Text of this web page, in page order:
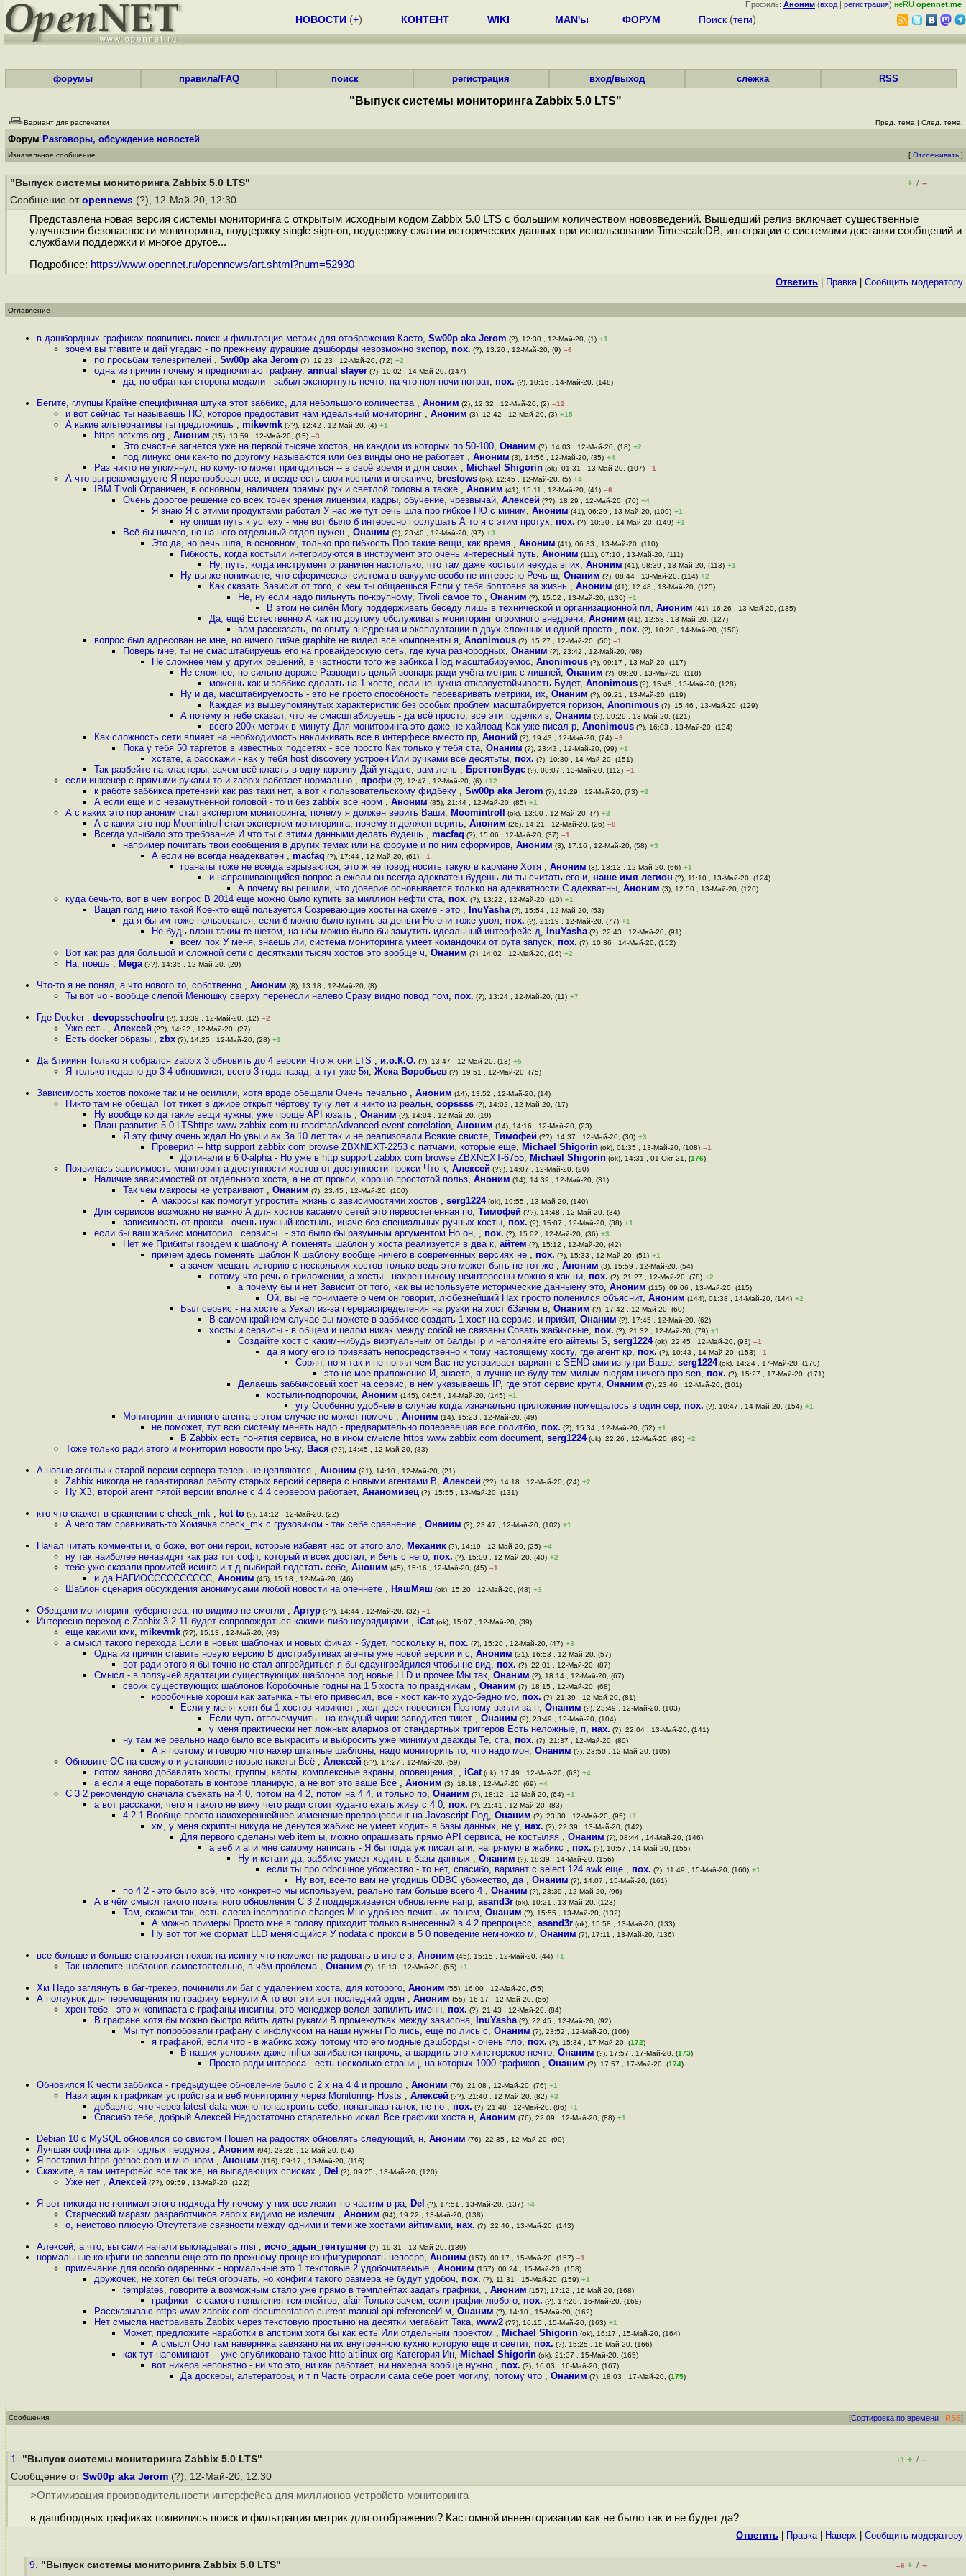
Профиль: Аноним (вход | регистрация) неRU opennet.me
НОВОСТИ (+) КОНТЕНТ WIKI MAN'ы ФОРУМ Поиск (теги)
форумы правила/FAQ поиск регистрация вход/выход слежка RSS
"Выпуск системы мониторинга Zabbix 5.0 LTS"
Вариант для распечатки Пред. тема | След. тема
Форум Разговоры, обсуждение новостей
Изначальное сообщение [ Отслеживать ]
"Выпуск системы мониторинга Zabbix 5.0 LTS" + / –
Сообщение от opennews (?), 12-Май-20, 12:30
Представлена новая версия системы мониторинга с открытым исходным кодом Zabbix 5.0 LTS с большим количеством нововведений. Вышедший релиз включает существенные
улучшения безопасности мониторинга, поддержку single sign-on, поддержку сжатия исторических данных при использовании TimescaleDB, интеграции с системами доставки сообщений и
службами поддержки и многое другое...
Подробнее: https://www.opennet.ru/opennews/art.shtml?num=52930
Ответить Правка| Cообщить модератору
Оглавление
в дашбордных графиках появились поиск и фильтрация метрик для отображения Касто, Sw00p aka Jerom (?), 12:30 , 12-Май-20, (1) +1
зочем вы тгавите и дай угадаю - по прежнему дурацкие дэшборды невозможно экспор, пох. (?), 13:20 , 12-Май-20, (9) –6
по просьбам телезрителей , Sw00p aka Jerom (?), 19:23 , 12-Май-20, (72) +2
одна из причин почему я предпочитаю графану, annual slayer (?), 10:02 , 14-Май-20, (147)
да, но обратная сторона медали - забыл экспортнуть нечто, на что пол-ночи потрат, пох. (?), 10:16 , 14-Май-20, (148)
Бегите, глупцы Крайне специфичная штука этот заббикс, для небольшого количества , Аноним (2), 12:32 , 12-Май-20, (2) –12
и вот сейчас ты называешь ПО, которое предоставит нам идеальный мониторинг , Аноним (3), 12:42 , 12-Май-20, (3) +15
А какие альтернативы ты предложишь , mikevmk (??), 12:42 , 12-Май-20, (4) +1
https netxms org , Аноним (15), 13:59 , 12-Май-20, (15) –3
Это счастье загнётся уже на первой тысяче хостов, на каждом из которых по 50-100, Онаним (?), 14:03 , 12-Май-20, (18) +2
под линукс они как-то по другому называются или без винды оно не работает , Аноним (3), 14:56 , 12-Май-20, (35) +4
Раз никто не упомянул, но кому-то может пригодиться -- в своё время и для своих , Michael Shigorin (ok), 01:31 , 13-Май-20, (107) –1
А что вы рекомендуете Я перепробовал все, и везде есть свои костыли и ограниче, brestows (ok), 12:45 , 12-Май-20, (5) +4
IBM Tivoli Ограничен, в основном, наличием прямых рук и светлой головы а также , Аноним (41), 15:11 , 12-Май-20, (41) –6
Очень дорогое решение со всех точек зрения лицензии, кадры, обучение, чрезвычай, Алексей (??), 18:29 , 12-Май-20, (70) +4
Я знаю Я с этими продуктами работал У нас же тут речь шла про гибкое ПО с миним, Аноним (41), 06:29 , 13-Май-20, (109) +1
ну опиши путь к успеху - мне вот было б интересно послушать А то я с этим протух, пох. (?), 10:20 , 14-Май-20, (149) +1
Всё бы ничего, но на него отдельный отдел нужен , Онаним (?), 23:40 , 12-Май-20, (97) +3
Это да, но речь шла, в основном, только про гибкость Про такие вещи, как время , Аноним (41), 06:33 , 13-Май-20, (110)
Гибкость, когда костыли интегрируются в инструмент это очень интересный путь, Аноним (111), 07:10 , 13-Май-20, (111)
Ну, путь, когда инструмент ограничен настолько, что там даже костыли некуда впих, Аноним (41), 08:39 , 13-Май-20, (113) +1
Ну вы же понимаете, что сферическая система в вакууме особо не интересно Речь ш, Онаним (?), 08:44 , 13-Май-20, (114) +2
Как сказать Зависит от того, с кем ты общаешься Если у тебя болтовня за жизнь , Аноним (41), 12:48 , 13-Май-20, (125)
Не, ну если надо пильнуть по-крупному, Tivoli самое то , Онаним (?), 15:52 , 13-Май-20, (130) +1
В этом не силён Могу поддерживать беседу лишь в технической и организационной пл, Аноним (41), 16:26 , 13-Май-20, (135)
Да, ещё Естественно А как по другому обслуживать мониторинг огромного внедрени, Аноним (41), 12:58 , 13-Май-20, (127)
вам рассказать, по опыту внедрения и эксплуатации в двух сложных и одной просто , пох. (?), 10:28 , 14-Май-20, (150)
вопрос был адресован не мне, но ничего гибче graphite не видел все компоненты я, Anonimous (?), 15:27 , 12-Май-20, (50) –1
Поверь мне, ты не смасштабируешь его на провайдерскую сеть, где куча разнородных, Онаним (?), 23:42 , 12-Май-20, (98)
Не сложнее чем у других решений, в частности того же забикса Под масштабируемос, Anonimous (?), 09:17 , 13-Май-20, (117)
Не сложнее, но сильно дороже Разводить целый зоопарк ради учёта метрик с лишней, Онаним (?), 09:20 , 13-Май-20, (118)
можешь как и заббикс сделать на 1 хосте, если не нужна отказоустойчивость Будет, Anonimous (?), 15:45 , 13-Май-20, (128)
Ну и да, масштабируемость - это не просто способность переваривать метрики, их, Онаним (?), 09:21 , 13-Май-20, (119)
Каждая из вышеупомянутых характеристик без особых проблем масштабируется горизон, Anonimous (?), 15:46 , 13-Май-20, (129)
А почему я тебе сказал, что не смасштабируешь - да всё просто, все эти поделки з, Онаним (?), 09:29 , 13-Май-20, (121)
всего 200к метрик в минуту Для мониторинга это даже не хайлоад Как уже писал р, Anonimous (?), 16:03 , 13-Май-20, (134)
Как сложность сети влияет на необходимость накликивать все в интерфесе вместо пр, Аноний (?), 19:43 , 12-Май-20, (74) –3
Пока у тебя 50 таргетов в известных подсетях - всё просто Как только у тебя ста, Онаним (?), 23:43 , 12-Май-20, (99) +1
хстате, а расскажи - как у тебя host discovery устроен Или ручками все десятьты, пох. (?), 10:30 , 14-Май-20, (151)
Так разбейте на кластеры, зачем всё класть в одну корзину Дай угадаю, вам лень , БреттонВудс (?), 08:07 , 13-Май-20, (112) –1
если инженер с прямыми руками то и zabbix работает нормально , профи (?), 12:47 , 12-Май-20, (6) +12
к работе заббикса претензий как раз таки нет, а вот к пользовательскому фидбеку , Sw00p aka Jerom (?), 19:29 , 12-Май-20, (73) +2
А если ещё и с незамутнённой головой - то и без zabbix всё норм , Аноним (85), 21:44 , 12-Май-20, (85) +1
А с каких это пор аноним стал экспертом мониторинга, почему я должен верить Ваши, Moomintroll (ok), 13:00 , 12-Май-20, (7) +3
А с каких это пор Moomintroll стал экспертом мониторинга, почему я должен верить, Аноним (26), 14:21 , 12-Май-20, (26) –8
Всегда улыбало это требование И что ты с этими данными делать будешь , macfaq (?), 15:06 , 12-Май-20, (37) –1
например почитать твои сообщения в других темах или на форуме и по ним сформиров, Аноним (3), 17:16 , 12-Май-20, (58) +3
А если не всегда неадекватен , macfaq (?), 17:44 , 12-Май-20, (61) –1
гранаты тоже не всегда взрываются, это ж не повод носить такую в кармане Хотя , Аноним (3), 18:13 , 12-Май-20, (66) +1
и напрашивающийся вопрос а ежели он всегда адекватен будешь ли ты считать его и, наше имя легион (?), 11:10 , 13-Май-20, (124)
А почему вы решили, что доверие основывается только на адекватности С адекватны, Аноним (3), 12:50 , 13-Май-20, (126)
куда бечь-то, вот в чем вопрос В 2014 еще можно было купить за миллион нефти ста, пох. (?), 13:22 , 12-Май-20, (10) +1
Вацап голд ничо такой Кое-кто ещё пользуется Созревающие хосты на схеме - это , InuYasha (?), 15:54 , 12-Май-20, (53)
да я бы им тоже пользовался, если б можно было купить за деньги Но они тоже увол, пох. (?), 21:19 , 12-Май-20, (77) +1
Не будь влэш таким re шетом, на нём можно было бы замутить идеальный интерфейс д, InuYasha (?), 22:43 , 12-Май-20, (91)
всем пох У меня, знаешь ли, система мониторинга умеет командочки от рута запуск, пох. (?), 10:36 , 14-Май-20, (152)
Вот как раз для большой и сложной сети с десятками тысяч хостов это вообще ч, Онаним (?), 14:02 , 12-Май-20, (16) +2
На, поешь , Mega (??), 14:35 , 12-Май-20, (29)
Что-то я не понял, а что нового то, собственно , Аноним (8), 13:18 , 12-Май-20, (8)
Ты вот чо - вообще слепой Менюшку сверху перенесли налево Сразу видно повод пом, пох. (?), 13:24 , 12-Май-20, (11) +7
Где Docker , devopsschoolru (?), 13:39 , 12-Май-20, (12) –2
Уже есть , Алексей (??), 14:22 , 12-Май-20, (27)
Есть docker образы , zbx (?), 14:25 , 12-Май-20, (28) +1
Да блииинн Только я собрался zabbix 3 обновить до 4 версии Что ж они LTS , и.о.К.О. (?), 13:47 , 12-Май-20, (13) +5
Я только недавно до 3 4 обновился, всего 3 года назад, а тут уже 5я, Жека Воробьев (?), 19:51 , 12-Май-20, (75)
Зависимость хостов похоже так и не осилили, хотя вроде обещали Очень печально , Аноним (14), 13:52 , 12-Май-20, (14)
Никто там не обещал Тот тикет в джире открыт чёртову тучу лет и никто из реальн, oopssss (?), 14:02 , 12-Май-20, (17)
Ну вообще когда такие вещи нужны, уже проще API юзать , Онаним (?), 14:04 , 12-Май-20, (19)
План развития 5 0 LTShttps www zabbix com ru roadmapAdvanced event correlation, Аноним (14), 14:16 , 12-Май-20, (23)
Я эту фичу очень ждал Но увы и ах За 10 лет так и не реализовали Всякие свисте, Тимофей (??), 14:37 , 12-Май-20, (30) +3
Проверил -- http support zabbix com browse ZBXNEXT-2253 с патчами, которые ещё, Michael Shigorin (ok), 01:35 , 13-Май-20, (108) –1
Допинали в 6 0-alpha - Но уже в http support zabbix com browse ZBXNEXT-6755, Michael Shigorin (ok), 14:31 , 01-Окт-21, (176)
Появилась зависимость мониторинга доступности хостов от доступности прокси Что к, Алексей (??), 14:07 , 12-Май-20, (20)
Наличие зависимостей от отдельного хоста, а не от прокси, хорошо простотой польз, Аноним (14), 14:39 , 12-Май-20, (31)
Так чем макросы не устраивают , Онаним (?), 23:45 , 12-Май-20, (100)
А макросы как помогут упростить жизнь с зависимостями хостов , serg1224(ok), 19:55 , 13-Май-20, (140)
Для сервисов возможно не важно А для хостов касаемо сетей это первостепенная по, Тимофей (??), 14:48 , 12-Май-20, (34)
зависимость от прокси - очень нужный костыль, иначе без специальных ручных косты, пох. (?), 15:07 , 12-Май-20, (38) +1
если бы ваш жабикс мониторил _сервисы_ - это было бы разумным аргументом Но он, , пох. (?), 15:02 , 12-Май-20, (36) +3
Нет же Прибиты гвоздем к шаблону А поменять шаблон у хоста реализуется в два к, айтем (?), 15:12 , 12-Май-20, (42)
причем здесь поменять шаблон К шаблону вообще ничего в современных версиях не , пох. (?), 15:33 , 12-Май-20, (51) +1
а зачем мешать историю с нескольких хостов только ведь это может быть не тот же , Аноним (3), 15:59 , 12-Май-20, (54)
потому что речь о приложении, а хосты - нахрен никому неинтересны можно я как-ни, пох. (?), 21:27 , 12-Май-20, (78) +2
а почему бы и нет Зависит от того, как вы используете исторические данныену это, Аноним (115), 09:06 , 13-Май-20, (115)
Ой, вы не понимаете о чем он говорит, любезнейший Нах просто поленился объяснит, Аноним (144), 01:38 , 14-Май-20, (144) +2
Был сервис - на хосте а Уехал из-за перераспределения нагрузки на хост бЗачем в, Онаним (?), 17:42 , 12-Май-20, (60)
В самом крайнем случае вы можете в заббиксе создать 1 хост на сервис, и прибит, Онаним (?), 17:45 , 12-Май-20, (62)
хосты и сервисы - в общем и целом никак между собой не связаны Совать жабиксные, пох. (?), 21:32 , 12-Май-20, (79) +1
Создайте хост с каким-нибудь виртуальным от балды ip и наполняйте его айтемы S, serg1224(ok), 22:45 , 12-Май-20, (93) –1
да я могу его ip привязать непосредственно к тому настоящему хосту, где агент кр, пох. (?), 10:43 , 14-Май-20, (153) –1
Сорян, но я так и не понял чем Вас не устраивает вариант с SEND ами изнутри Ваше, serg1224(ok), 14:24 , 17-Май-20, (170)
это не мое приложение И, знаете, я лучше не буду тем милым людям ничего про sen, пох. (?), 15:27 , 17-Май-20, (171)
Делаешь заббиксовый хост на сервис, в нём указываешь IP, где этот сервис крути, Онаним (?), 23:46 , 12-Май-20, (101)
костыли-подпорочки, Аноним (145), 04:54 , 14-Май-20, (145) +1
угу Особенно удобные в случае когда изначально приложение помещалось в один сер, пох. (?), 10:47 , 14-Май-20, (154) +1
Мониторинг активного агента в этом случае не может помочь , Аноним (14), 15:23 , 12-Май-20, (49)
не поможет, тут всю систему менять надо - предварительно поперевешав все политбю, пох. (?), 15:34 , 12-Май-20, (52) +1
В Zabbix есть понятия сервиса, но в ином смысле https www zabbix com document, serg1224(ok), 22:26 , 12-Май-20, (89) +2
Тоже только ради этого и мониторил новости про 5-ку, Вася (??), 14:45 , 12-Май-20, (33)
А новые агенты к старой версии сервера теперь не цепляются , Аноним (21), 14:10 , 12-Май-20, (21)
Zabbix никогда не гарантировал работу старых версий сервера с новыми агентами В, Алексей (??), 14:18 , 12-Май-20, (24) +2
Ну ХЗ, второй агент пятой версии вполне с 4 4 сервером работает, Ананомизец (?), 15:55 , 13-Май-20, (131)
кто что скажет в сравнении с check_mk , kot to (?), 14:12 , 12-Май-20, (22)
А чего там сравнивать-то Хомячка check_mk с грузовиком - так себе сравнение , Онаним (?), 23:47 , 12-Май-20, (102) +1
Начал читать комменты и, о боже, вот они герои, которые избавят нас от этого зло, Механик (?), 14:19 , 12-Май-20, (25) +4
ну так наиболее ненавидят как раз тот софт, который и всех достал, и бечь с него, пох. (?), 15:09 , 12-Май-20, (40) +2
тебе уже сказали промитей исинга и т д выбирай подстать себе, Аноним (45), 15:16 , 12-Май-20, (45) –1
и да НАГИОСССССССССС, Аноним (45), 15:18 , 12-Май-20, (46)
Шаблон сценария обсуждения анонимусами любой новости на опеннете , НяшМяш (ok), 15:20 , 12-Май-20, (48) +3
Oбещали мониторинг кубернетеса, но видимо не смогли , Артур (??), 14:44 , 12-Май-20, (32) –1
Интересно переход с Zabbix 3 2 11 будет сопровождаться какими-либо неурядицами , iCat (ok), 15:07 , 12-Май-20, (39)
еще какими кмк, mikevmk (??), 15:13 , 12-Май-20, (43)
а смысл такого перехода Если в новых шаблонах и новых фичах - будет, поскольку н, пох. (?), 15:20 , 12-Май-20, (47) +3
Одна из причин ставить новую версию В дистрибутивах агенты уже новой версии и с, Аноним (21), 16:53 , 12-Май-20, (57)
вот ради этого я бы точно не стал апгрейдиться я бы сдаунгрейдился чтобы не вид, пох. (?), 22:01 , 12-Май-20, (87)
Смысл - в ползучей адаптации существующих шаблонов под новые LLD и прочее Мы так, Онаним (?), 18:14 , 12-Май-20, (67)
своих существующих шаблонов Коробочные годны на 1 5 хоста по праздникам , Онаним (?), 18:15 , 12-Май-20, (68)
коробочные хороши как затычка - ты его привесил, все - хост как-то худо-бедно мо, пох. (?), 21:39 , 12-Май-20, (81)
Если у меня хотя бы 1 хостов чирикнет , хелпдеск повесится Поэтому взяли за п, Онаним (?), 23:49 , 12-Май-20, (103)
Если чуть отпочемучить - на каждый чирик заводится тикет , Онаним (?), 23:49 , 12-Май-20, (104)
у меня практически нет ложных алармов от стандартных триггеров Есть неложные, п, нах. (?), 22:04 , 13-Май-20, (141)
ну там же реально надо было все выкрасить и выбросить уже минимум дважды Те, ста, пох. (?), 21:37 , 12-Май-20, (80)
А я поэтому и говорю что нахер штатные шаблоны, надо мониторить то, что надо мон, Онаним (?), 23:50 , 12-Май-20, (105)
Обновите ОС на свежую и установите новые пакеты Всё , Алексей (??), 17:27 , 12-Май-20, (59)
потом заново добавлять хосты, группы, карты, комплексные экраны, оповещения, , iCat (ok), 17:49 , 12-Май-20, (63) +4
а если я еще поработать в конторе планирую, а не вот это ваше Всё , Аноним (3), 18:18 , 12-Май-20, (69) +4
С 3 2 рекомендую сначала съехать на 4 0, потом на 4 2, потом на 4 4, и только по, Онаним (?), 18:12 , 12-Май-20, (64) +1
а вот расскажи, чего я такого не вижу чего ради стоит куда-то ехать живу с 4 0, пох. (?), 21:41 , 12-Май-20, (83)
4 2 1 Вообще просто наиохереннейшее изменение препроцессинг на Javascript Под, Онаним (?), 23:30 , 12-Май-20, (95) +1
хм, у меня скрипты никуда не денутся жабикс не умеет ходить в базы данных, не у, нах. (?), 22:39 , 13-Май-20, (142)
Для первого сделаны web item ы, можно опрашивать прямо API сервиса, не костыляя , Онаним (?), 08:44 , 14-Май-20, (146)
а веб и апи мне самому написать - Я бы тогда уж писал апи, напрямую в жабикс , пох. (?), 10:57 , 14-Май-20, (155)
Ну и кстати да, заббикс умеет ходить в базы данных , Онаним (?), 18:39 , 14-Май-20, (156)
если ты про odbcшное убожество - то нет, спасибо, вариант с select 124 awk еще , пох. (?), 11:49 , 15-Май-20, (160) +1
Ну вот, всё-то вам не угодишь ODBC убожество, да , Онаним (?), 14:07 , 15-Май-20, (161)
по 4 2 - это было всё, что конкретно мы используем, реально там больше всего 4 , Онаним (?), 23:39 , 12-Май-20, (96)
А в чём смысл такого поэтапного обновления С 3 2 поддерживается обновление напр, asand3r (ok), 10:21 , 13-Май-20, (123)
Там, скажем так, есть слегка incompatible changes Мне удобнее лечить их понем, Онаним (?), 15:55 , 13-Май-20, (132)
А можно примеры Просто мне в голову приходит только вынесенный в 4 2 препроцесс, asand3r (ok), 15:58 , 13-Май-20, (133)
Ну вот тот же формат LLD меняющийся У nodata с прокси в 5 0 поведение немножко м, Онаним (?), 17:11 , 13-Май-20, (136)
все больше и больше становится похож на исингу что неможет не радовать в итоге з, Аноним (45), 15:15 , 12-Май-20, (44) +1
Так налепите шаблонов самостоятельно, в чём проблема , Онаним (?), 18:13 , 12-Май-20, (65) +1
Хм Надо заглянуть в баг-трекер, починили ли баг с удалением хоста, для которого, Аноним (55), 16:00 , 12-Май-20, (55)
А ползунок для перемещения по графику вернули А то вот эти вот последний один , Аноним (55), 16:17 , 12-Май-20, (56)
хрен тебе - это ж копипаста с графаны-инсигны, это менеджер велел запилить именн, пох. (?), 21:43 , 12-Май-20, (84)
В графане хотя бы можно быстро вбить даты руками В промежутках между зависона, InuYasha (?), 22:45 , 12-Май-20, (92)
Мы тут попробовали графану с инфлуксом на наши нужны По лись, ещё по лись с, Онаним (?), 23:52 , 12-Май-20, (106)
я графаной, если что - в жабикс хожу потому что его модные дэшборды - очень пло, пох. (?), 15:34 , 17-Май-20, (172)
В наших условиях даже influx загибается напрочь, а шардить это хипстерское нечто, Онаним (?), 17:57 , 17-Май-20, (173)
Просто ради интереса - есть несколько страниц, на которых 1000 графиков , Онаним (?), 17:57 , 17-Май-20, (174)
Обновился К чести заббикса - предыдущее обновление было с 2 х на 4 4 и прошло , Аноним (76), 21:08 , 12-Май-20, (76) +1
Навигация к графикам устройства и веб мониторингу через Monitoring- Hosts , Алексей (??), 21:40 , 12-Май-20, (82) +3
добавлю, что через latest data можно понастроить себе, понатыкав галок, не по , пох. (?), 21:48 , 12-Май-20, (86) +1
Спасибо тебе, добрый Алексей Недостаточно старательно искал Все графики хоста н, Аноним (76), 22:09 , 12-Май-20, (88) +1
Debian 10 с MySQL обновился со свистом Пошел на радостях обновлять следующий, н, Аноним (76), 22:35 , 12-Май-20, (90)
Лучшая софтина для подлых пердунов , Аноним (94), 23:26 , 12-Май-20, (94)
Я поставил https getnoc com и мне норм , Аноним (116), 09:17 , 13-Май-20, (116)
Скажите, а там интерфейс все так же, на выпадающих списках , Del (?), 09:25 , 13-Май-20, (120)
Уже нет , Алексей (??), 09:59 , 13-Май-20, (122)
Я вот никогда не понимал этого подхода Ну почему у них все лежит по частям в ра, Del (?), 17:51 , 13-Май-20, (137) +4
Старческий маразм разработчиков zabbix видимо не излечим , Аноним (94), 19:22 , 13-Май-20, (138)
о, неистово плюсую Отсутствие связности между одними и теми же хостами айтимами, нах. (?), 22:46 , 13-Май-20, (143)
Алексей, а что, вы сами начали выкладывать msi , исчо_адын_гентушнег (?), 19:31 , 13-Май-20, (139)
нормальные конфиги не завезли еще это по прежнему проще конфигурировать непосре, Аноним (157), 00:17 , 15-Май-20, (157) –1
примечание для особо одаренных - нормальные это 1 текстовые 2 удобочитаемые , Аноним (157), 00:24 , 15-Май-20, (158)
дружочек, не хотел бы тебя огорчать, но конфиги такого размера не будут удобоч, пох. (?), 11:31 , 15-Май-20, (159) +1
templates, говорите а возможным стало уже прямо в темплейтах задать графики, , Аноним (157), 17:12 , 16-Май-20, (168)
графики - с самого появления темплейтов, afair Только зачем, если график любого, пох. (?), 17:28 , 16-Май-20, (169)
Рассказываю https www zabbix com documentation current manual api referenceИ м, Онаним (?), 14:10 , 15-Май-20, (162)
Нет смысла настраивать Zabbix через текстовую простыню на десятки мегабайт Така, www2 (??), 16:15 , 15-Май-20, (163) +1
Может, предложите наработки в апстрим хотя бы как есть Или отдельным проектом , Michael Shigorin (ok), 16:17 , 15-Май-20, (164)
А смысл Оно там наверняка завязано на их внутреннюю кухню которую еще и светит, пох. (?), 15:25 , 16-Май-20, (166)
как тут напоминают -- уже опубликовано такое http altlinux org Категория Ин, Michael Shigorin (ok), 21:37 , 15-Май-20, (165)
вот нихера непонятно - ни что это, ни как работает, ни нахерна вообще нужно , пох. (?), 16:03 , 16-Май-20, (167)
Да доскеры, альтераторы, и т п Часть отрасли сама себе роет могилу, потому что , Онаним (?), 18:03 , 17-Май-20, (175)
Сообщения [Сортировка по времени | RSS]
1. "Выпуск системы мониторинга Zabbix 5.0 LTS" +1 + / –
Сообщение от Sw00p aka Jerom (?), 12-Май-20, 12:30
>Оптимизация производительности интерфейса для миллионов устройств мониторинга
в дашбордных графиках появились поиск и фильтрация метрик для отображения? Кастомной инвенторизации как не было так и не будет да?
Ответить Правка| Наверх Cообщить модератору
9. "Выпуск системы мониторинга Zabbix 5.0 LTS" –6 + / –